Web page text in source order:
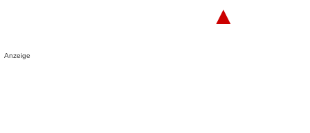
▲
Anzeige